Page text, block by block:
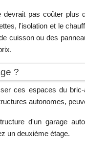
pas coûter plus
l'isolation et le
cuisson ou des
?
ces espaces du
autonomes,
d'un garage
un deuxième étage.